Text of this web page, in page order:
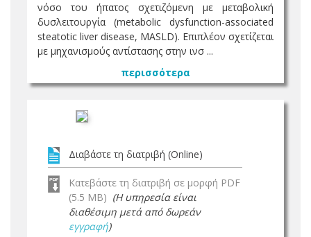
νόσο του ήπατος σχετιζόμενη με μεταβολική
δυσλειτουργία (metabolic dysfunction-associated
steatotic liver disease, MASLD). Επιπλέον σχετίζεται
με μηχανισμούς αντίστασης στην ινσ ...
περισσότερα
Διαβάστε τη διατριβή (Online)
Κατεβάστε τη διατριβή σε μορφή PDF
(5.5 MB) (Η υπηρεσία είναι
διαθέσιμη μετά από δωρεάν
εγγραφή)